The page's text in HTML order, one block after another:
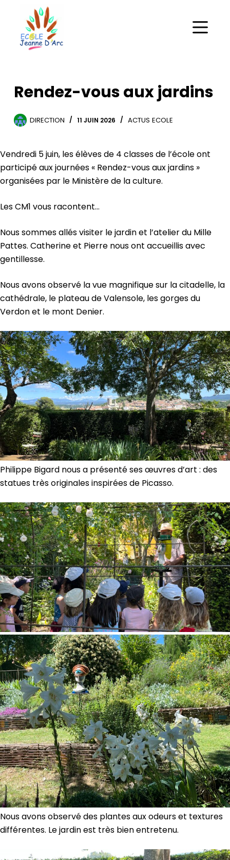
Rendez-vous aux jardins
DIRECTION 11 JUIN 2026 ACTUS ECOLE
Vendredi 5 juin, les élèves de 4 classes de l’école ont
participé aux journées « Rendez-vous aux jardins »
organisées par le Ministère de la culture.
Les CM1 vous racontent…
Nous sommes allés visiter le jardin et l’atelier du Mille
Pattes. Catherine et Pierre nous ont accueillis avec
gentillesse.
Nous avons observé la vue magnifique sur la citadelle, la
cathédrale, le plateau de Valensole, les gorges du
Verdon et le mont Denier.
Philippe Bigard nous a présenté ses œuvres d’art : des
statues très originales inspirées de Picasso.
Nous avons observé des plantes aux odeurs et textures
différentes. Le jardin est très bien entretenu.